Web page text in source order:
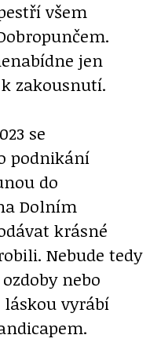
všem
jen
zakousnutí.
se
podnikání
do
Dolním
krásné
Nebude tedy
nebo
vyrábí